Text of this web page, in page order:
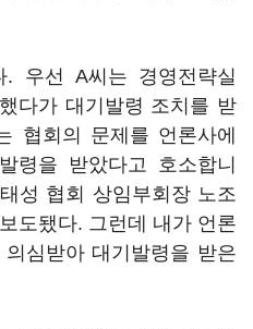
. 우선 A씨는 경영전략실
다가 대기발령 조치를 받
협회의 문제를 언론사에
령을 받았다고 호소합니
성 협회 상임부회장 노조
도됐다. 그런데 내가 언론
심받아 대기발령을 받은